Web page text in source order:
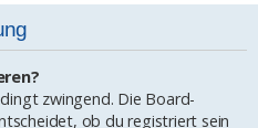
zwingend. Die Board-
ob du registriert sein